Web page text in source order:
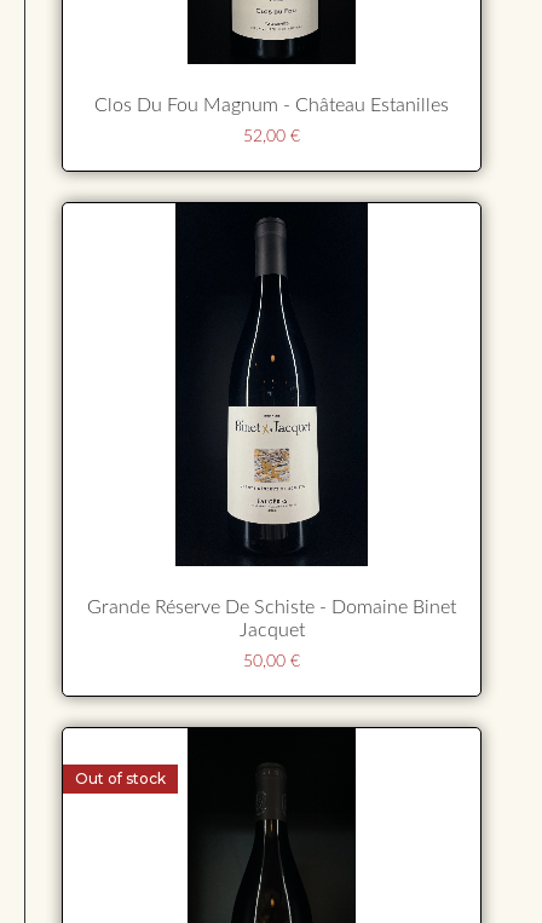
Clos Du Fou Magnum - Château Estanilles
52,00 €
Grande Réserve De Schiste - Domaine Binet
Jacquet
50,00 €
Out of stock